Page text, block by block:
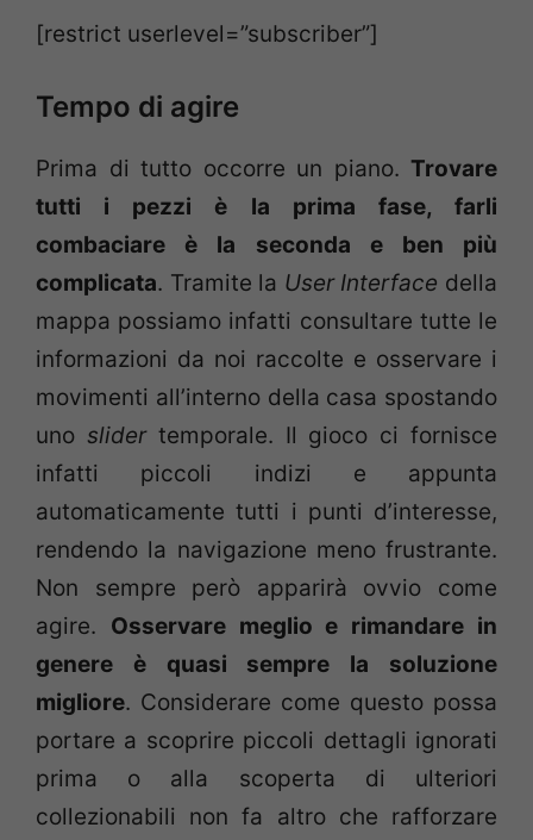
[restrict userlevel=”subscriber”]
Tempo di agire
Prima di tutto occorre un piano. Trovare
tutti i pezzi è la prima fase, farli
combaciare è la seconda e ben più
complicata. Tramite la User Interface della
mappa possiamo infatti consultare tutte le
informazioni da noi raccolte e osservare i
movimenti all’interno della casa spostando
uno slidertemporale. Il gioco ci fornisce
infatti piccoli indizi e appunta
automaticamente tutti i punti d’interesse,
rendendo la navigazione meno frustrante.
Non sempre però apparirà ovvio come
agire. Osservare meglio e rimandare in
genere è quasi sempre la soluzione
migliore. Considerare come questo possa
portare a scoprire piccoli dettagli ignorati
prima o alla scoperta di ulteriori
collezionabili non fa altro che rafforzare